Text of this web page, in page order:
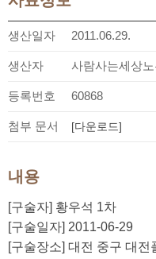
생산일자 2011.06.29.
생산자 사람사는세상
등록번호 60868
첨부 문서 [다운로드]
내용
[구술자] 황우석 1차
[구술일자] 2011-06-29
[구술장소] 대전 중구 대